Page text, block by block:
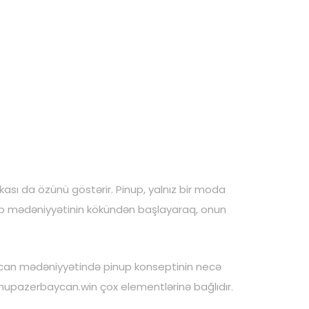
da özünü göstərir. Pinup, yalnız bir moda
mədəniyyətinin kökündən başlayaraq, onun
mədəniyyətində pinup konseptinin necə
çox elementlərinə bağlıdır.